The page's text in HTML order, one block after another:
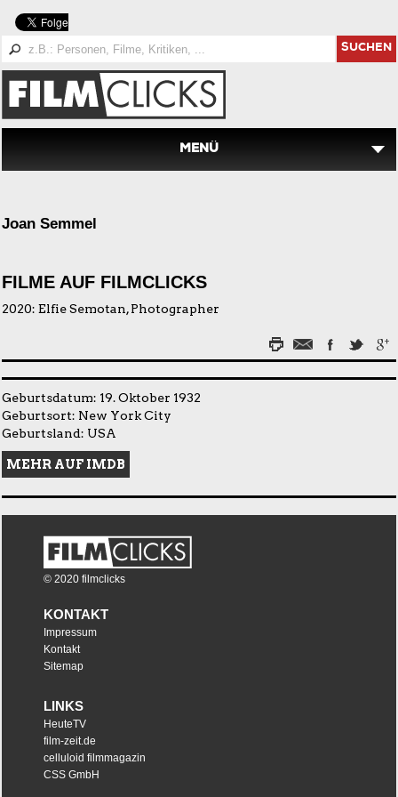
SUCHEN
MENÜ
Joan Semmel
FILME AUF FILMCLICKS
2020: Elfie Semotan, Photographer
Geburtsdatum: 19. Oktober 1932
Geburtsort: New York City
Geburtsland: USA
MEHR AUF IMDB
© 2020 filmclicks
KONTAKT
Impressum
Kontakt
Sitemap
LINKS
HeuteTV
film-zeit.de
celluloid filmmagazin
CSS GmbH